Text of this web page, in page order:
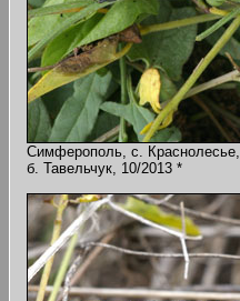
Симферополь, с. Краснолесье,
б. Тавельчук, 10/2013 *